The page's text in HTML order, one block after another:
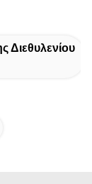
Διεθυλενίου